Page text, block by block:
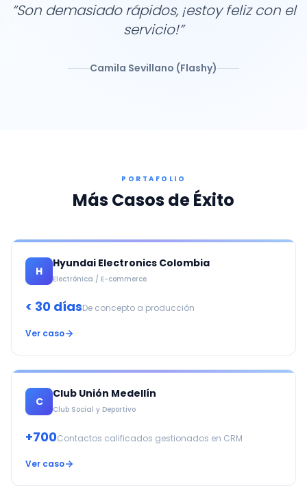
“Son demasiado rápidos, ¡estoy feliz con el
servicio!”
Camila Sevillano (Flashy)
PORTAFOLIO
Más Casos de Éxito
H
Hyundai Electronics Colombia
Electrónica / E-commerce
< 30 díasDe concepto a producción
Ver caso
C
Club Unión Medellín
Club Social y Deportivo
+700Contactos calificados gestionados en CRM
Ver caso